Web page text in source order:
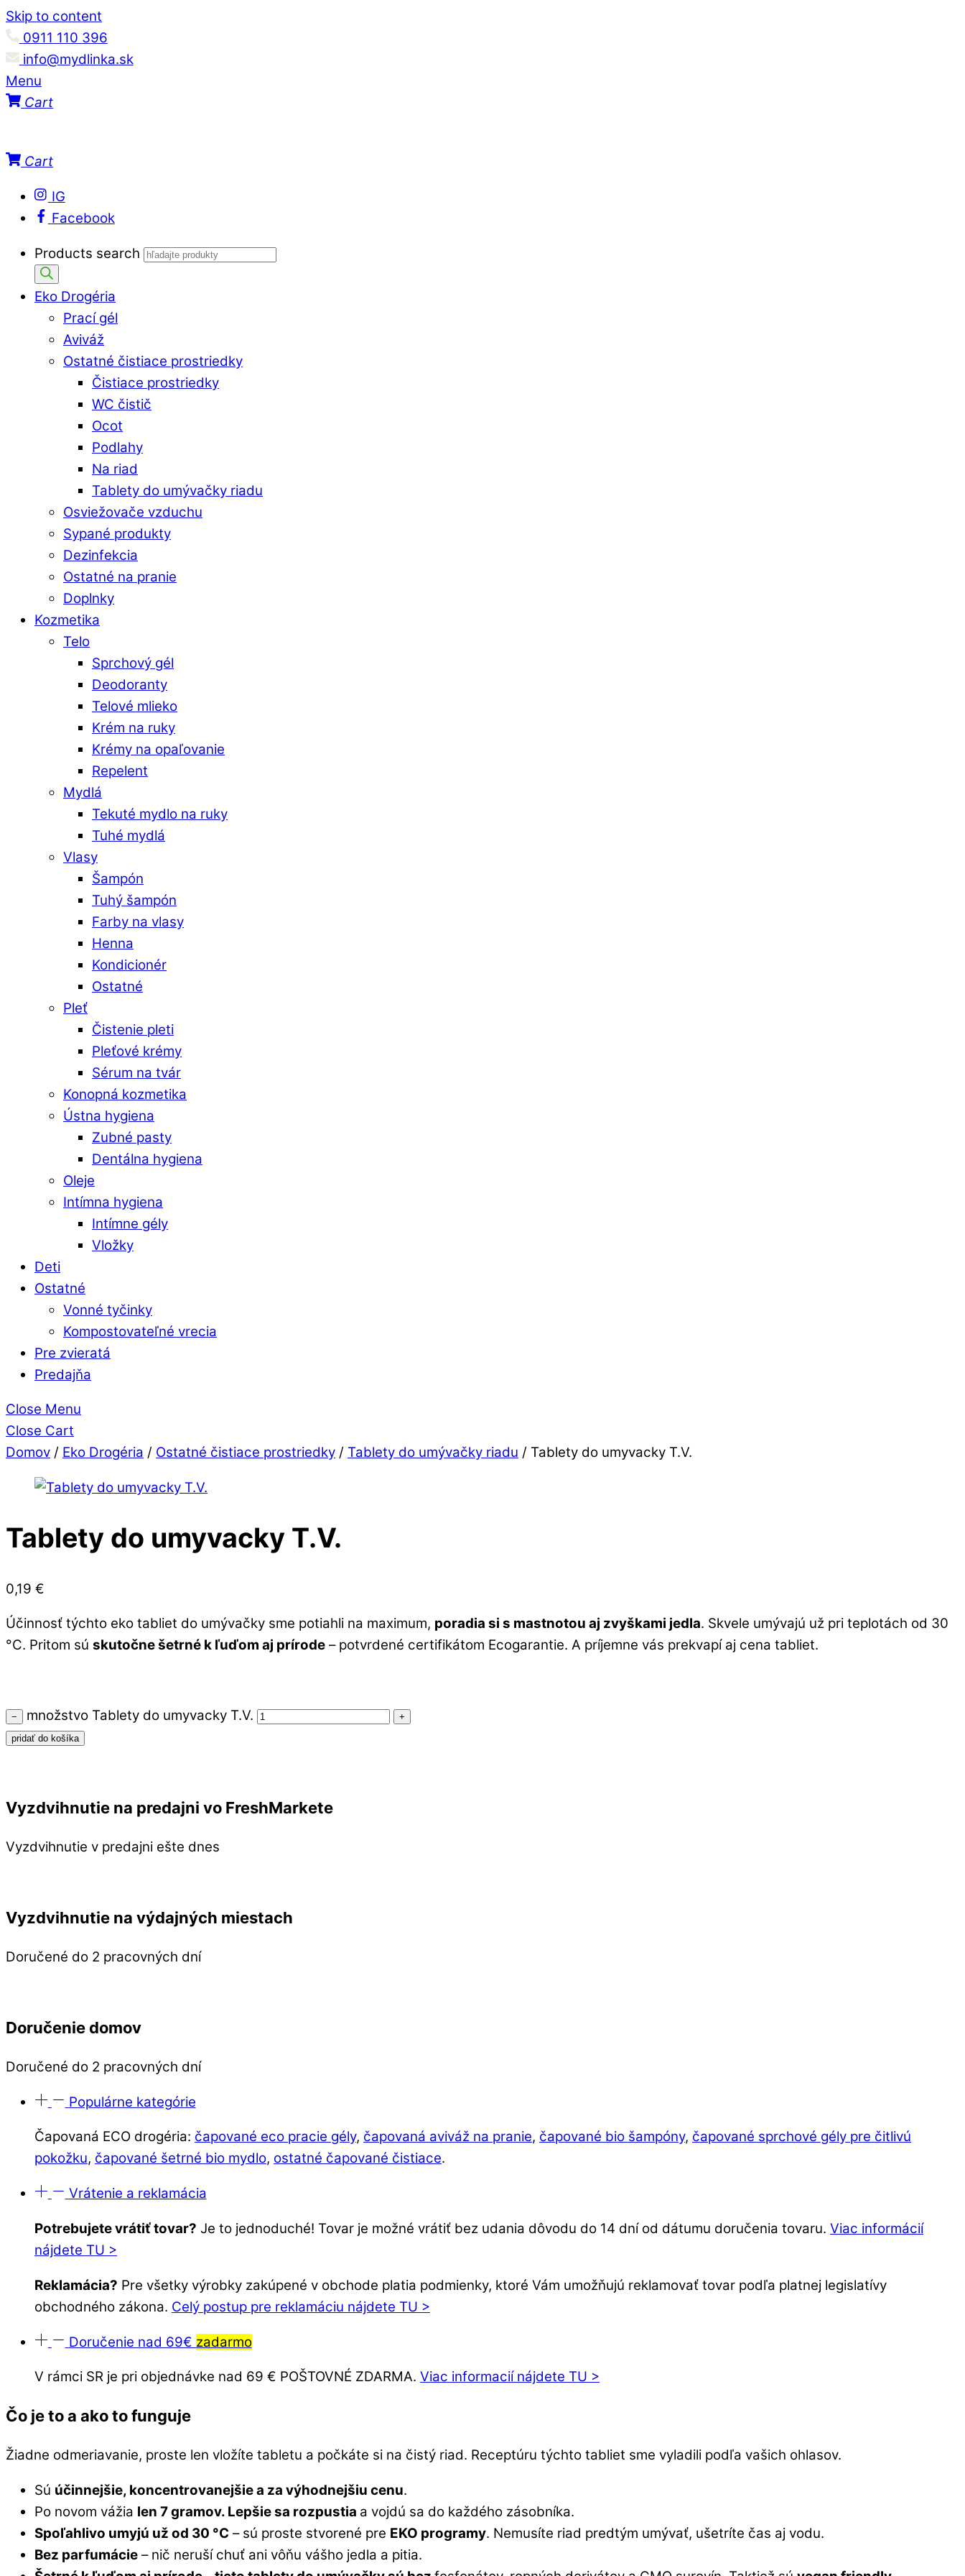
Skip to content
0911 110 396
info@mydlinka.sk
Menu
Cart
Cart
IG
Facebook
Products search
Eko Drogéria
Prací gél
Aviváž
Ostatné čistiace prostriedky
Čistiace prostriedky
WC čistič
Ocot
Podlahy
Na riad
Tablety do umývačky riadu
Osviežovače vzduchu
Sypané produkty
Dezinfekcia
Ostatné na pranie
Doplnky
Kozmetika
Telo
Sprchový gél
Deodoranty
Telové mlieko
Krém na ruky
Krémy na opaľovanie
Repelent
Mydlá
Tekuté mydlo na ruky
Tuhé mydlá
Vlasy
Šampón
Tuhý šampón
Farby na vlasy
Henna
Kondicionér
Ostatné
Pleť
Čistenie pleti
Pleťové krémy
Sérum na tvár
Konopná kozmetika
Ústna hygiena
Zubné pasty
Dentálna hygiena
Oleje
Intímna hygiena
Intímne gély
Vložky
Deti
Ostatné
Vonné tyčinky
Kompostovateľné vrecia
Pre zvieratá
Predajňa
Close Menu
Close Cart
Domov / Eko Drogéria / Ostatné čistiace prostriedky / Tablety do umývačky riadu / Tablety do umyvacky T.V.
Tablety do umyvacky T.V.
0,19 €
Účinnosť týchto eko tabliet do umývačky sme potiahli na maximum, poradia si s mastnotou aj zvyškami jedla. Skvele umývajú už pri teplotách od 30
°C. Pritom sú skutočne šetrné k ľuďom aj prírode – potvrdené certifikátom Ecogarantie. A príjemne vás prekvapí aj cena tabliet.
− množstvo Tablety do umyvacky T.V.
+
pridať do košíka
Vyzdvihnutie na predajni vo FreshMarkete
Vyzdvihnutie v predajni ešte dnes
Vyzdvihnutie na výdajných miestach
Doručené do 2 pracovných dní
Doručenie domov
Doručené do 2 pracovných dní
Populárne kategórie
Čapovaná ECO drogéria: čapované eco pracie gély, čapovaná aviváž na pranie, čapované bio šampóny, čapované sprchové gély pre čitlivú
pokožku, čapované šetrné bio mydlo, ostatné čapované čistiace.
Vrátenie a reklamácia
Potrebujete vrátiť tovar? Je to jednoduché! Tovar je možné vrátiť bez udania dôvodu do 14 dní od dátumu doručenia tovaru. Viac informácií
nájdete TU >
Reklamácia? Pre všetky výrobky zakúpené v obchode platia podmienky, ktoré Vám umožňujú reklamovať tovar podľa platnej legislatívy
obchodného zákona. Celý postup pre reklamáciu nájdete TU >
Doručenie nad 69€ zadarmo
V rámci SR je pri objednávke nad 69 € POŠTOVNÉ ZDARMA. Viac informacií nájdete TU >
Čo je to a ako to funguje
Žiadne odmeriavanie, proste len vložíte tabletu a počkáte si na čistý riad. Receptúru týchto tabliet sme vyladili podľa vašich ohlasov.
Sú účinnejšie, koncentrovanejšie a za výhodnejšiu cenu.
Po novom vážia len 7 gramov. Lepšie sa rozpustia a vojdú sa do každého zásobníka.
Spoľahlivo umyjú už od 30 °C – sú proste stvorené pre EKO programy. Nemusíte riad predtým umývať, ušetríte čas aj vodu.
Bez parfumácie – nič neruší chuť ani vôňu vášho jedla a pitia.